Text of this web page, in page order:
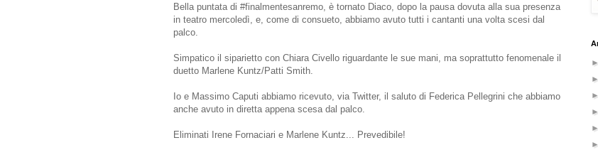
Bella puntata di #finalmentesanremo, è tornato Diaco, dopo la pausa dovuta alla sua presenza
in teatro mercoledì, e, come di consueto, abbiamo avuto tutti i cantanti una volta scesi dal
palco.
Simpatico il siparietto con Chiara Civello riguardante le sue mani, ma soprattutto fenomenale il
duetto Marlene Kuntz/Patti Smith.
Io e Massimo Caputi abbiamo ricevuto, via Twitter, il saluto di Federica Pellegrini che abbiamo
anche avuto in diretta appena scesa dal palco.
Eliminati Irene Fornaciari e Marlene Kuntz... Prevedibile!
►
►
►
►
►
►